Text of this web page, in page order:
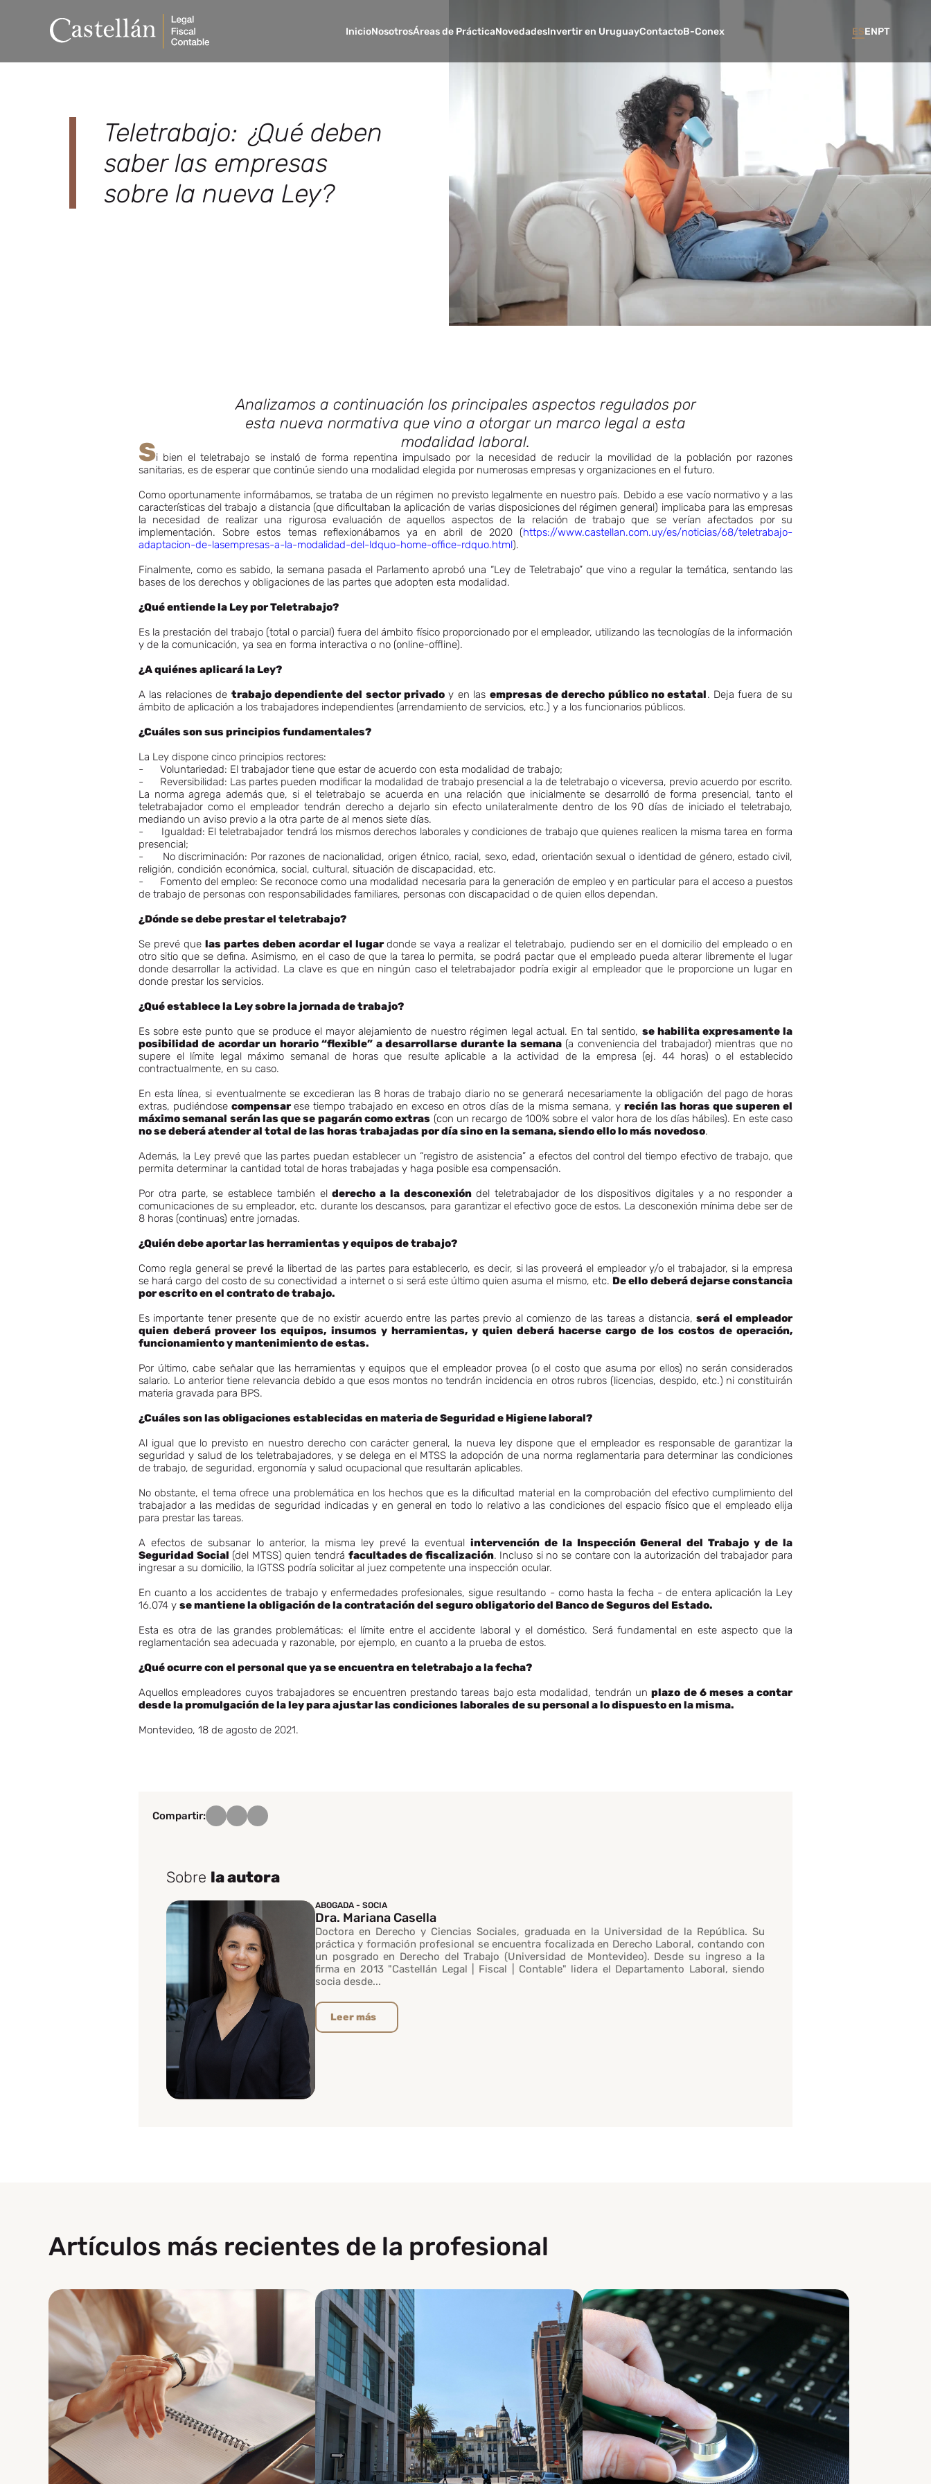
InicioNosotrosÁreas de PrácticaNovedadesInvertir en UruguayContactoB-Conex ESENPT
Teletrabajo: ¿Qué deben
saber las empresas
sobre la nueva Ley?
Analizamos a continuación los principales aspectos regulados por
esta nueva normativa que vino a otorgar un marco legal a esta
modalidad laboral.
Si bien el teletrabajo se instaló de forma repentina impulsado por la necesidad de reducir la movilidad de la población por razones
sanitarias, es de esperar que continúe siendo una modalidad elegida por numerosas empresas y organizaciones en el futuro.
Como oportunamente informábamos, se trataba de un régimen no previsto legalmente en nuestro país. Debido a ese vacío normativo y a las
características del trabajo a distancia (que dificultaban la aplicación de varias disposiciones del régimen general) implicaba para las empresas
la necesidad de realizar una rigurosa evaluación de aquellos aspectos de la relación de trabajo que se verían afectados por su
implementación. Sobre estos temas reflexionábamos ya en abril de 2020 (https://www.castellan.com.uy/es/noticias/68/teletrabajo-
adaptacion-de-lasempresas-a-la-modalidad-del-ldquo-home-office-rdquo.html).
Finalmente, como es sabido, la semana pasada el Parlamento aprobó una “Ley de Teletrabajo” que vino a regular la temática, sentando las
bases de los derechos y obligaciones de las partes que adopten esta modalidad.
¿Qué entiende la Ley por Teletrabajo?
Es la prestación del trabajo (total o parcial) fuera del ámbito físico proporcionado por el empleador, utilizando las tecnologías de la información
y de la comunicación, ya sea en forma interactiva o no (online-offline).
¿A quiénes aplicará la Ley?
A las relaciones de trabajo dependiente del sector privado y en las empresas de derecho público no estatal. Deja fuera de su
ámbito de aplicación a los trabajadores independientes (arrendamiento de servicios, etc.) y a los funcionarios públicos.
¿Cuáles son sus principios fundamentales?
La Ley dispone cinco principios rectores:
- Voluntariedad: El trabajador tiene que estar de acuerdo con esta modalidad de trabajo;
- Reversibilidad: Las partes pueden modificar la modalidad de trabajo presencial a la de teletrabajo o viceversa, previo acuerdo por escrito.
La norma agrega además que, si el teletrabajo se acuerda en una relación que inicialmente se desarrolló de forma presencial, tanto el
teletrabajador como el empleador tendrán derecho a dejarlo sin efecto unilateralmente dentro de los 90 días de iniciado el teletrabajo,
mediando un aviso previo a la otra parte de al menos siete días.
- Igualdad: El teletrabajador tendrá los mismos derechos laborales y condiciones de trabajo que quienes realicen la misma tarea en forma
presencial;
- No discriminación: Por razones de nacionalidad, origen étnico, racial, sexo, edad, orientación sexual o identidad de género, estado civil,
religión, condición económica, social, cultural, situación de discapacidad, etc.
- Fomento del empleo: Se reconoce como una modalidad necesaria para la generación de empleo y en particular para el acceso a puestos
de trabajo de personas con responsabilidades familiares, personas con discapacidad o de quien ellos dependan.
¿Dónde se debe prestar el teletrabajo?
Se prevé que las partes deben acordar el lugardonde se vaya a realizar el teletrabajo, pudiendo ser en el domicilio del empleado o en
otro sitio que se defina. Asimismo, en el caso de que la tarea lo permita, se podrá pactar que el empleado pueda alterar libremente el lugar
donde desarrollar la actividad. La clave es que en ningún caso el teletrabajador podría exigir al empleador que le proporcione un lugar en
donde prestar los servicios.
¿Qué establece la Ley sobre la jornada de trabajo?
Es sobre este punto que se produce el mayor alejamiento de nuestro régimen legal actual. En tal sentido, se habilita expresamente la
posibilidad de acordar un horario “flexible” a desarrollarse durante la semana(a conveniencia del trabajador) mientras que no
supere el límite legal máximo semanal de horas que resulte aplicable a la actividad de la empresa (ej. 44 horas) o el establecido
contractualmente, en su caso.
En esta línea, si eventualmente se excedieran las 8 horas de trabajo diario no se generará necesariamente la obligación del pago de horas
extras, pudiéndosecompensarese tiempo trabajado en exceso en otros días de la misma semana, y recién las horas que superen el
máximo semanal serán las que se pagarán como extras (con un recargo de 100% sobre el valor hora de los días hábiles). En este caso
no se deberá atender al total de las horas trabajadas por día sino en la semana, siendo ello lo más novedoso.
Además, la Ley prevé que las partes puedan establecer un “registro de asistencia” a efectos del control del tiempo efectivo de trabajo, que
permita determinar la cantidad total de horas trabajadas y haga posible esa compensación.
Por otra parte, se establece también elderecho a la desconexióndel teletrabajador de los dispositivos digitales y a no responder a
comunicaciones de su empleador, etc. durante los descansos, para garantizar el efectivo goce de estos. La desconexión mínima debe ser de
8 horas (continuas) entre jornadas.
¿Quién debe aportar las herramientas y equipos de trabajo?
Como regla general se prevé la libertad de las partes para establecerlo, es decir, si las proveerá el empleador y/o el trabajador, si la empresa
se hará cargo del costo de su conectividad a internet o si será este último quien asuma el mismo, etc. De ello deberá dejarse constancia
por escrito en el contrato de trabajo.
Es importante tener presente que de no existir acuerdo entre las partes previo al comienzo de las tareas a distancia,será el empleador
quien deberá proveer los equipos, insumos y herramientas, y quien deberá hacerse cargo de los costos de operación,
funcionamiento y mantenimiento de estas.
Por último, cabe señalar que las herramientas y equipos que el empleador provea (o el costo que asuma por ellos) no serán considerados
salario. Lo anterior tiene relevancia debido a que esos montos no tendrán incidencia en otros rubros (licencias, despido, etc.) ni constituirán
materia gravada para BPS.
¿Cuáles son las obligaciones establecidas en materia de Seguridad e Higiene laboral?
Al igual que lo previsto en nuestro derecho con carácter general, la nueva ley dispone que el empleador es responsable de garantizar la
seguridad y salud de los teletrabajadores, y se delega en el MTSS la adopción de una norma reglamentaria para determinar las condiciones
de trabajo, de seguridad, ergonomía y salud ocupacional que resultarán aplicables.
No obstante, el tema ofrece una problemática en los hechos que es la dificultad material en la comprobación del efectivo cumplimiento del
trabajador a las medidas de seguridad indicadas y en general en todo lo relativo a las condiciones del espacio físico que el empleado elija
para prestar las tareas.
A efectos de subsanar lo anterior, la misma ley prevé la eventual intervención de la Inspección General del Trabajo y de la
Seguridad Social (del MTSS) quien tendrá facultades de fiscalización. Incluso si no se contare con la autorización del trabajador para
ingresar a su domicilio, la IGTSS podría solicitar al juez competente una inspección ocular.
En cuanto a los accidentes de trabajo y enfermedades profesionales, sigue resultando - como hasta la fecha - de entera aplicación la Ley
16.074 y se mantiene la obligación de la contratación del seguro obligatorio del Banco de Seguros del Estado.
Esta es otra de las grandes problemáticas: el límite entre el accidente laboral y el doméstico. Será fundamental en este aspecto que la
reglamentación sea adecuada y razonable, por ejemplo, en cuanto a la prueba de estos.
¿Qué ocurre con el personal que ya se encuentra en teletrabajo a la fecha?
Aquellos empleadores cuyos trabajadores se encuentren prestando tareas bajo esta modalidad, tendrán unplazo de 6 meses a contar
desde la promulgación de la ley para ajustar las condiciones laborales de su personal a lo dispuesto en la misma.
Montevideo, 18 de agosto de 2021.
Compartir:
Sobre la autora
ABOGADA - SOCIA
Dra. Mariana Casella
Doctora en Derecho y Ciencias Sociales, graduada en la Universidad de la República. Su
práctica y formación profesional se encuentra focalizada en Derecho Laboral, contando con
un posgrado en Derecho del Trabajo (Universidad de Montevideo). Desde su ingreso a la
firma en 2013 "Castellán Legal | Fiscal | Contable" lidera el Departamento Laboral, siendo
socia desde...
Leer más
Artículos más recientes de la profesional